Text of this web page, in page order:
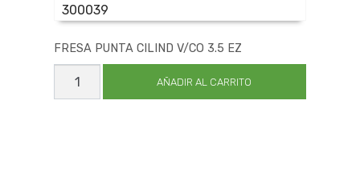
300039
FRESA PUNTA CILIND V/CO 3.5 EZ
FRESA
PUNTA
CILIND
AÑADIR AL CARRITO